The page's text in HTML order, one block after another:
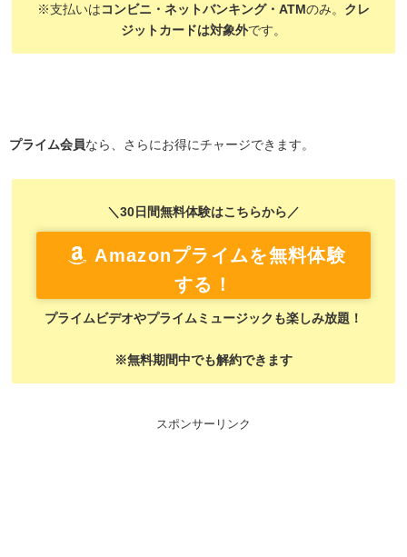
※支払いは コンビニ・ネットバンキング・ATMのみ。 クレ
ジットカードは対象外です。
プライム会員なら、さらにお得にチャージできます。
＼30日間無料体験はこちらから／
Amazonプライムを無料体験
する！
プライムビデオやプライムミュージックも楽しみ放題！
※無料期間中でも解約できます
スポンサーリンク